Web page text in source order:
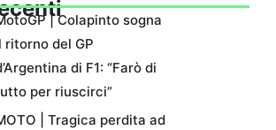
| Colapinto sogna
ritorno del GP
di F1: “Farò di
per riuscirci”
| Tragica perdita ad